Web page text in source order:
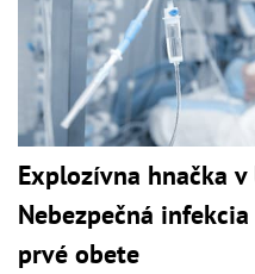
Explozívna hnačka v
Nebezpečná
prvé obete